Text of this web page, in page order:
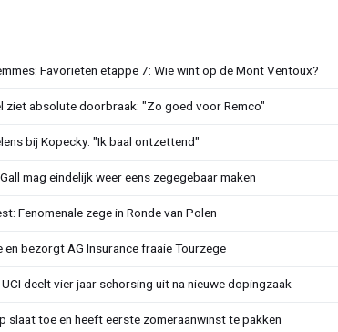
Favorieten etappe 7: Wie wint op de Mont Ventoux?
ziet absolute doorbraak: "Zo goed voor Remco"
bij Kopecky: "Ik baal ontzettend"
mag eindelijk weer eens zegegebaar maken
Fenomenale zege in Ronde van Polen
bezorgt AG Insurance fraaie Tourzege
deelt vier jaar schorsing uit na nieuwe dopingzaak
slaat toe en heeft eerste zomeraanwinst te pakken